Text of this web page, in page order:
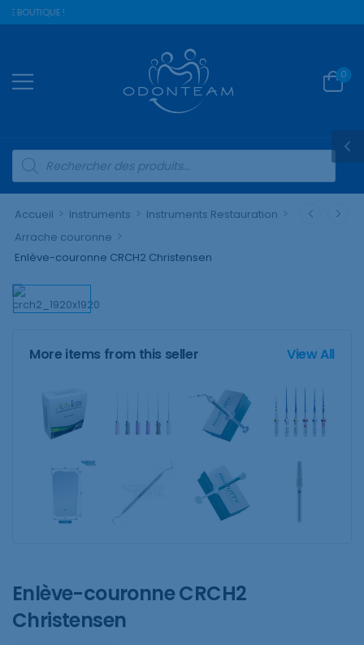
BOUTIQUE !
0
Accueil > Instruments > Instruments Restauration >
Arrache couronne >
Enlève-couronne CRCH2 Christensen
More items from this seller View All
Enlève-couronne CRCH2
Christensen